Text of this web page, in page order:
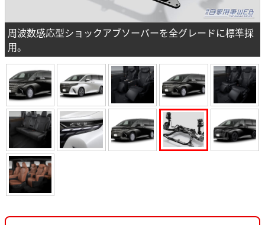
周波数感応型ショックアブソーバーを全グレードに標準採
用。